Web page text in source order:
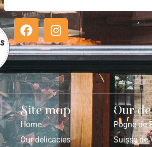
Site map
Home
Our delicacies
Our
Pogne de
Suisse de